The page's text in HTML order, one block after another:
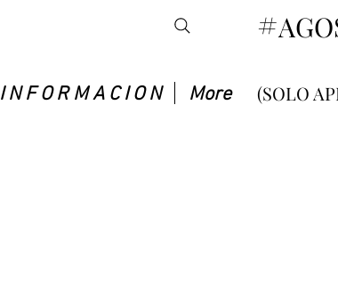
I N F O R M A C I O N More
#
(SOLO